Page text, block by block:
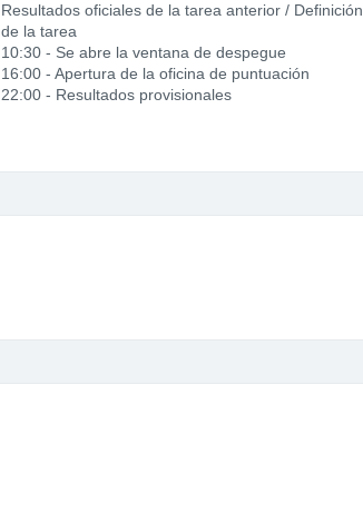
Resultados oficiales de la tarea anterior / Definición
de la tarea
10:30 - Se abre la ventana de despegue
16:00 - Apertura de la oficina de puntuación
22:00 - Resultados provisionales